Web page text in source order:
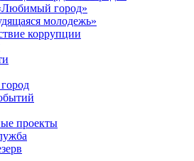
город»
молодежь»
коррупции
проекты